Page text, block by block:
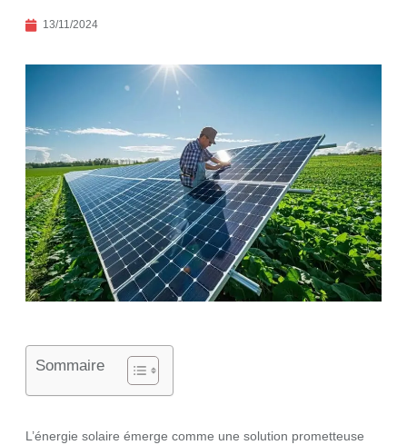
13/11/2024
Sommaire
L’énergie solaire émerge comme une solution prometteuse